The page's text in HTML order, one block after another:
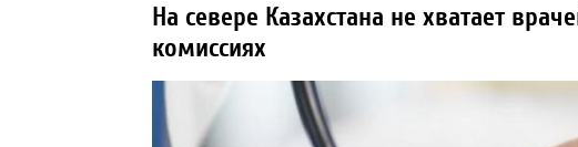
На севере Казахстана не хватает
комиссиях